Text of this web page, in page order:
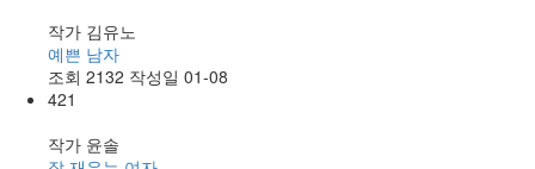
작가 김유노
예쁜 남자
조회 2132 작성일 01-08
421
작가 윤솔